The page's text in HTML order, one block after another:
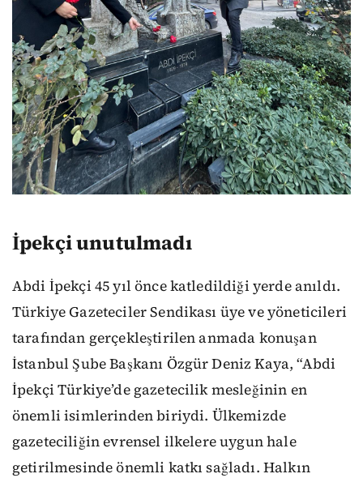
İpekçi unutulmadı
Abdi İpekçi 45 yıl önce katledildiği yerde anıldı.
Türkiye Gazeteciler Sendikası üye ve yöneticileri
tarafından gerçekleştirilen anmada konuşan
İstanbul Şube Başkanı Özgür Deniz Kaya, “Abdi
İpekçi Türkiye’de gazetecilik mesleğinin en
önemli isimlerinden biriydi. Ülkemizde
gazeteciliğin evrensel ilkelere uygun hale
getirilmesinde önemli katkı sağladı. Halkın